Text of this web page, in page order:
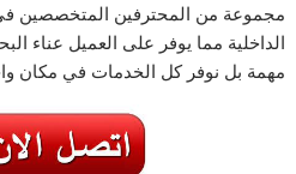
مجموعة من المحترفين المتخصصين
الداخلية مما يوفر على العميل عناء
مهمة بل نوفر كل الخدمات في مكان